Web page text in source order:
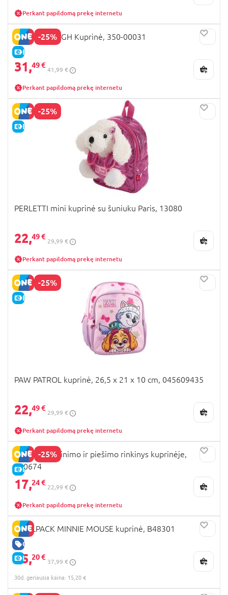
Perkant papildomą prekę internetu
-25%
E-KAINA
MONSTER HIGH Kuprinė, 350-00031
31,49 €
41,99 €
Perkant papildomą prekę internetu
-25%
E-KAINA
PERLETTI mini kuprinė su šuniuku Paris, 13080
22,49 €
29,99 €
Perkant papildomą prekę internetu
-25%
E-KAINA
PAW PATROL kuprinė, 26,5 x 21 x 10 cm, 045609435
22,49 €
29,99 €
Perkant papildomą prekę internetu
-25%
E-KAINA
STITCH spalvinimo ir piešimo rinkinys kuprinėje,
110674
17,24 €
22,99 €
Perkant papildomą prekę internetu
GERA KAINA
E-KAINA
COOLPACK MINNIE MOUSE kuprinė, B48301
15,20 €
37,99 €
30d. geriausia kaina: 15,20 €